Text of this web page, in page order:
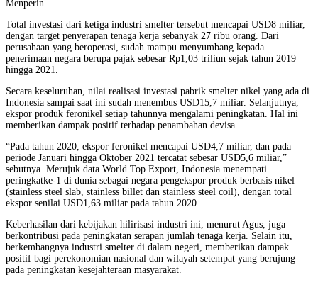
Menperin.
Total investasi dari ketiga industri smelter tersebut mencapai USD8 miliar,
dengan target penyerapan tenaga kerja sebanyak 27 ribu orang. Dari
perusahaan yang beroperasi, sudah mampu menyumbang kepada
penerimaan negara berupa pajak sebesar Rp1,03 triliun sejak tahun 2019
hingga 2021.
Secara keseluruhan, nilai realisasi investasi pabrik smelter nikel yang ada di
Indonesia sampai saat ini sudah menembus USD15,7 miliar. Selanjutnya,
ekspor produk feronikel setiap tahunnya mengalami peningkatan. Hal ini
memberikan dampak positif terhadap penambahan devisa.
“Pada tahun 2020, ekspor feronikel mencapai USD4,7 miliar, dan pada
periode Januari hingga Oktober 2021 tercatat sebesar USD5,6 miliar,”
sebutnya. Merujuk data World Top Export, Indonesia menempati
peringkatke-1 di dunia sebagai negara pengekspor produk berbasis nikel
(stainless steel slab, stainless billet dan stainless steel coil), dengan total
ekspor senilai USD1,63 miliar pada tahun 2020.
Keberhasilan dari kebijakan hilirisasi industri ini, menurut Agus, juga
berkontribusi pada peningkatan serapan jumlah tenaga kerja. Selain itu,
berkembangnya industri smelter di dalam negeri, memberikan dampak
positif bagi perekonomian nasional dan wilayah setempat yang berujung
pada peningkatan kesejahteraan masyarakat.